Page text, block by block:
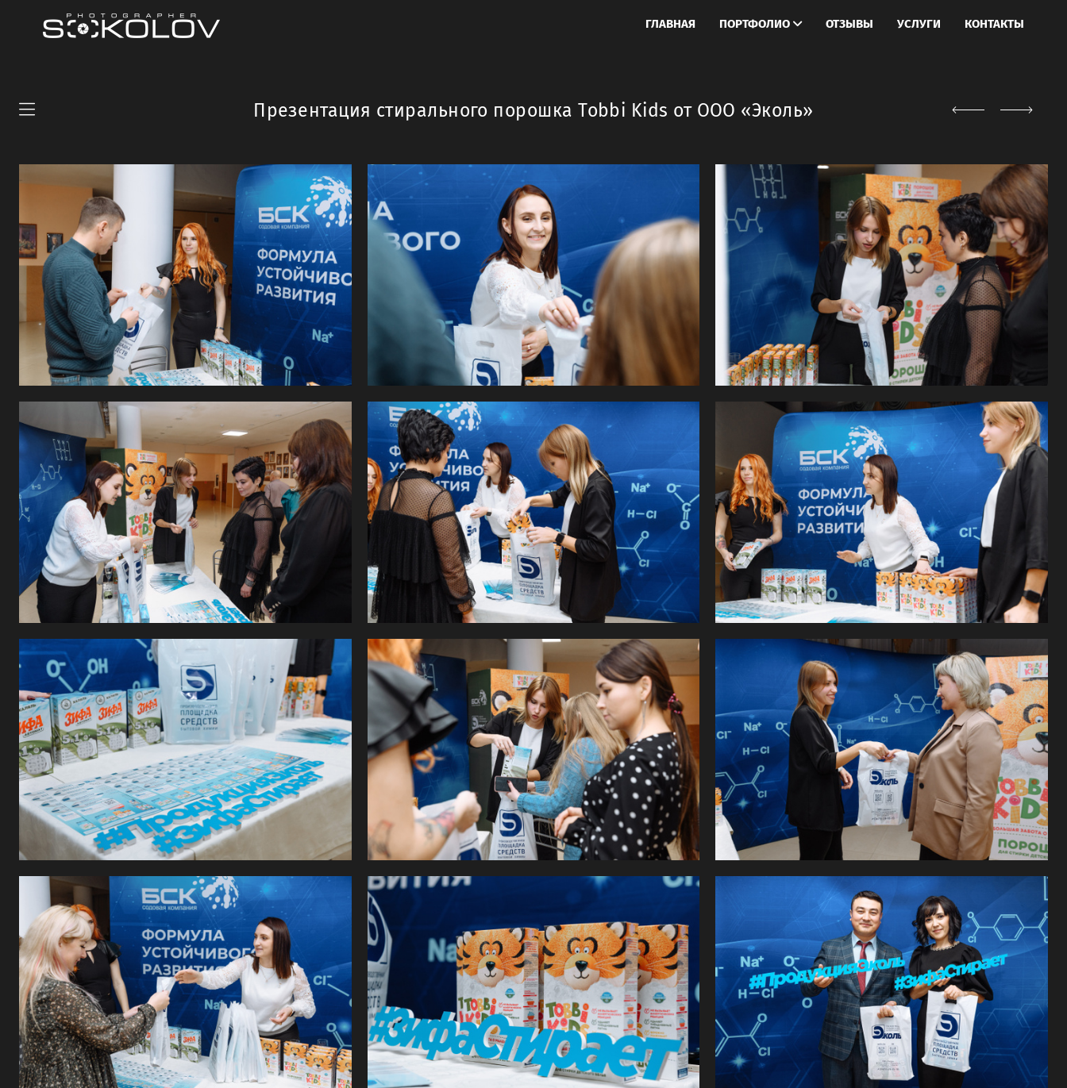
ГЛАВНАЯ ПОРТФОЛИО ОТЗЫВЫ УСЛУГИ КОНТАКТЫ
Презентация стирального порошка Tobbi Kids от ООО «Эколь»